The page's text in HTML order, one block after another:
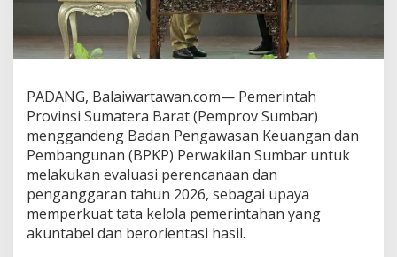
B
P
K
P
v
a
l
u
a
s
P
e
r
PADANG, Balaiwartawan.com— Pemerintah
Provinsi Sumatera Barat (Pemprov Sumbar)
menggandeng Badan Pengawasan Keuangan dan
Pembangunan (BPKP) Perwakilan Sumbar untuk
melakukan evaluasi perencanaan dan
penganggaran tahun 2026, sebagai upaya
memperkuat tata kelola pemerintahan yang
akuntabel dan berorientasi hasil.